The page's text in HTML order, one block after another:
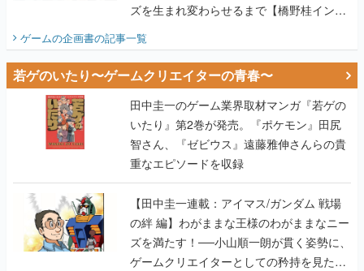
ズを生まれ変わらせるまで【橋野桂インタ
ゲームの企画書の記事一覧
若ゲのいたり〜ゲームクリエイターの青春〜
田中圭一のゲーム業界取材マンガ『若ゲの
いたり』第2巻が発売。『ポケモン』田尻
智さん、『ゼビウス』遠藤雅伸さんらの貴
重なエピソードを収録
【田中圭一連載：アイマス/ガンダム 戦場
の絆 編】わがままな王様のわがままなニー
ズを満たす！──小山順一朗が貫く姿勢に、
ゲームクリエイターとしての矜持を見た